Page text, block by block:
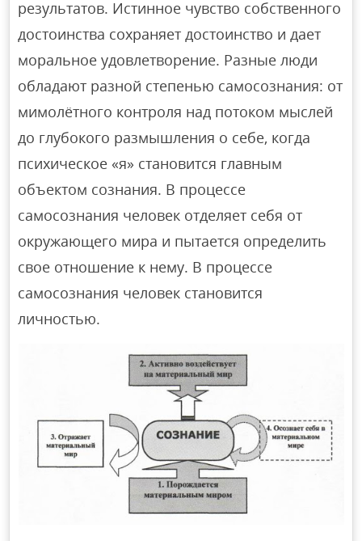
результатов. Истинное чувство собственного
достоинства сохраняет достоинство и дает
моральное удовлетворение. Разные люди
обладают разной степенью самосознания: от
мимолётного контроля над потоком мыслей
до глубокого размышления о себе, когда
психическое «я» становится главным
объектом сознания. В процессе
самосознания человек отделяет себя от
окружающего мира и пытается определить
свое отношение к нему. В процессе
самосознания человек становится
личностью.